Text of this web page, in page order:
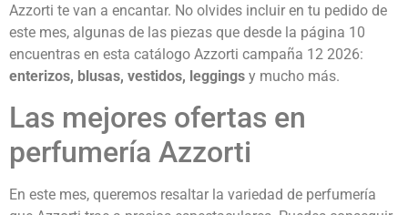
Azzorti te van a encantar. No olvides incluir en tu pedido de
este mes, algunas de las piezas que desde la página 10
encuentras en esta catálogo Azzorti campaña 12 2026:
enterizos, blusas, vestidos, leggings y mucho más.
Las mejores ofertas en
perfumería Azzorti
En este mes, queremos resaltar la variedad de perfumería